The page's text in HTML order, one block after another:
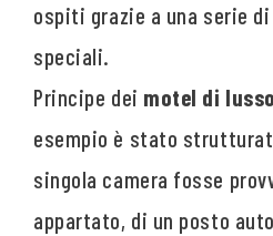
ospiti grazie a una serie
speciali.
Principe dei motel di
esempio è stato
singola camera fosse
appartato, di un posto